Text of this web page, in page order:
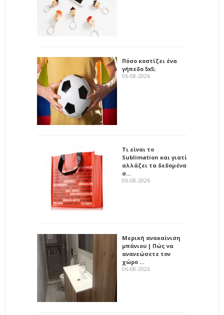
Πόσο κοστίζει ένα
γήπεδο 5x5;
06-08-2026
Τι είναι το
Sublimation και γιατί
αλλάζει τα δεδομένα
σ…
06-08-2026
Μερική ανακαίνιση
μπάνιου | Πώς να
ανανεώσετε τον
χώρο …
06-08-2026